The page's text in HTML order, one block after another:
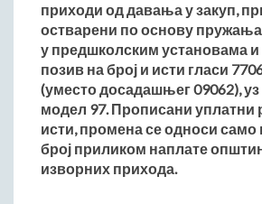
Шумарство
Грађевинарство
Занатство
Саобраћај и везе
Трговинa
Угоститељство и туризам
приходи од давања у закуп,
остварени по основу
у предшколским установама
позив на број и исти гласи
(уместо досадашњег 09062),
модел 97. Прописани уплатни
исти, промена се односи само
број приликом наплате
изворних прихода.